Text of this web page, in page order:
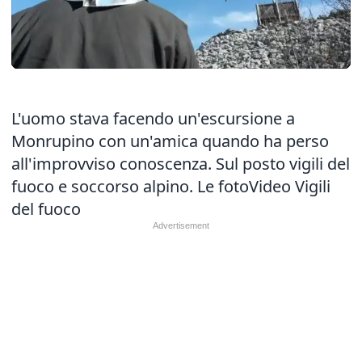
L'uomo stava facendo un'escursione a
Monrupino con un'amica quando ha perso
all'improvviso conoscenza. Sul posto vigili del
fuoco e soccorso alpino. Le fotoVideo Vigili
del fuoco